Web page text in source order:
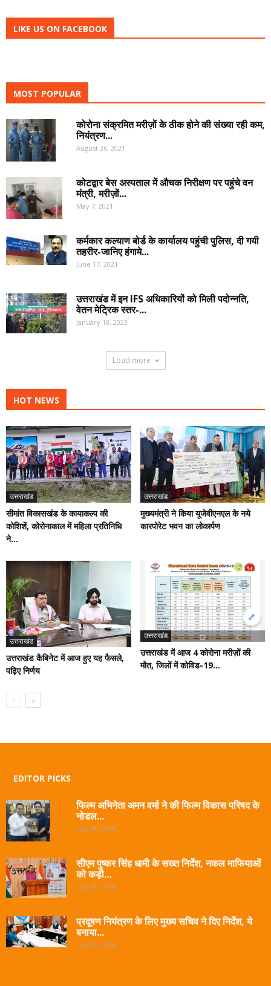
LIKE US ON FACEBOOK
MOST POPULAR
कोरोना संक्रमित मरीज़ों के ठीक होने की संख्या रही कम,
नियंत्रण...
August 26, 2021
कोटद्वार बेस अस्पताल में औचक निरीक्षण पर पहुंचे वन
मंत्री, मरीज़ों...
May 7, 2021
कर्मकार कल्याण बोर्ड के कार्यालय पहुंची पुलिस, दी गयी
तहरीर-जानिए हंगामे...
June 17, 2021
उत्तराखंड में इन IFS अधिकारियों को मिली पदोन्नति,
वेतन मेट्रिक स्तर-...
January 18, 2023
Load more
HOT NEWS
उत्तराखंड
सीमांत विकासखंड के कायाकल्प की
कोशिशें, कोरोनाकाल में महिला प्रतिनिधि
ने...
उत्तराखंड
मुख्यमंत्री ने किया यूजेवीएनएल के नये
कारपोरेट भवन का लोकार्पण
उत्तराखंड
उत्तराखंड कैबिनेट में आज हुए यह फैसले,
पढ़िए निर्णय
उत्तराखंड
उत्तराखंड में आज 4 कोरोना मरीज़ों की
मौत, जिलों में कोविड-19...
EDITOR PICKS
फिल्म अभिनेता अमन वर्मा ने की फिल्म विकास परिषद के
नोडल...
July 24, 2026
सीएम पुष्कर सिंह धामी के सख्त निर्देश, नकल माफियाओं
को कड़ी...
July 23, 2026
प्रदूषण नियंत्रण के लिए मुख्य सचिव ने दिए निर्देश, ये
बनाया...
July 22, 2026